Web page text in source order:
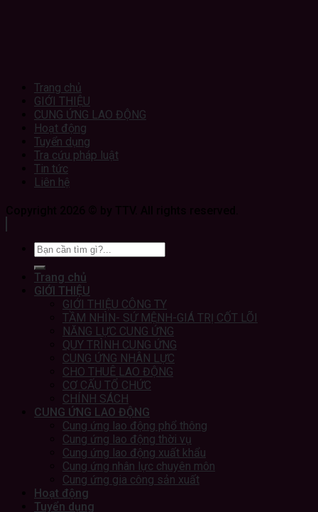
Trang chủ
GIỚI THIỆU
CUNG ỨNG LAO ĐỘNG
Hoạt động
Tuyển dụng
Tra cứu pháp luật
Tin tức
Liên hệ
Trang chủ
GIỚI THIỆU
GIỚI THIỆU CÔNG TY
TẦM NHÌN- SỨ MỆNH-GIÁ TRỊ CỐT LÕI
NĂNG LỰC CUNG ỨNG
QUY TRÌNH CUNG ỨNG
CUNG ỨNG NHÂN LỰC
CHO THUÊ LAO ĐỘNG
CƠ CẤU TỔ CHỨC
CHÍNH SÁCH
CUNG ỨNG LAO ĐỘNG
Cung ứng lao động phổ thông
Cung ứng lao động thời vụ
Cung ứng lao động xuất khẩu
Cung ứng nhân lực chuyên môn
Cung ứng gia công sản xuất
Hoạt động
Tuyển dụng